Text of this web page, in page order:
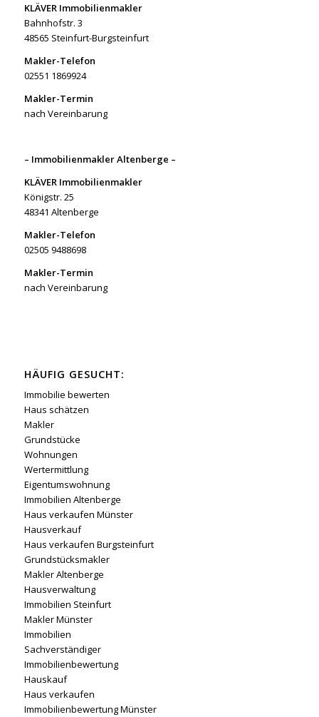
KLÄVER Immobilienmakler
Bahnhofstr. 3
48565 Steinfurt-Burgsteinfurt
Makler-Telefon
02551 1869924
Makler-Termin
nach Vereinbarung
– Immobilienmakler Altenberge –
KLÄVER Immobilienmakler
Königstr. 25
48341 Altenberge
Makler-Telefon
02505 9488698
Makler-Termin
nach Vereinbarung
HÄUFIG GESUCHT:
Immobilie bewerten
Haus schätzen
Makler
Grundstücke
Wohnungen
Wertermittlung
Eigentumswohnung
Immobilien Altenberge
Haus verkaufen Münster
Hausverkauf
Haus verkaufen Burgsteinfurt
Grundstücksmakler
Makler Altenberge
Hausverwaltung
Immobilien Steinfurt
Makler Münster
Immobilien
Sachverständiger
Immobilienbewertung
Hauskauf
Haus verkaufen
Immobilienbewertung Münster